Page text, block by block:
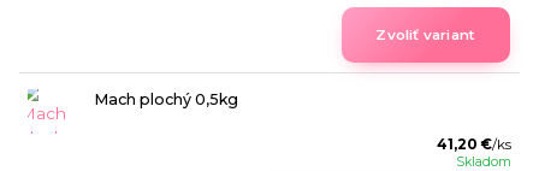
Zvoliť variant
Mach plochý 0,5kg
41,20 €/ks
Skladom